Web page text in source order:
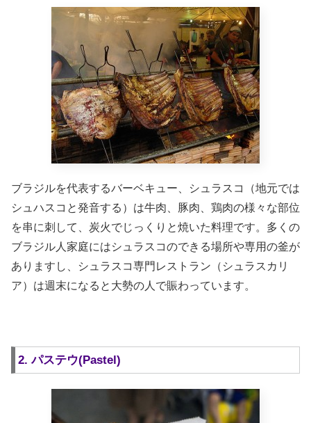
ブラジルを代表するバーベキュー、シュラスコ（地元では
シュハスコと発音する）は牛肉、豚肉、鶏肉の様々な部位
を串に刺して、炭火でじっくりと焼いた料理です。多くの
ブラジル人家庭にはシュラスコのできる場所や専用の釜が
ありますし、シュラスコ専門レストラン（シュラスカリ
ア）は週末になると大勢の人で賑わっています。
2. パステウ(Pastel)